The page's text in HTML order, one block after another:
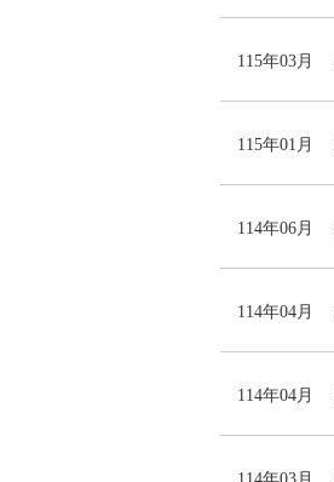
115年03月
115年01月
114年06月
114年04月
114年04月